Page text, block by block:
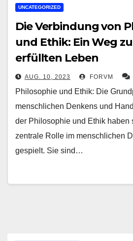
UNCATEGORIZED
Die Verbindung von
und Ethik: Ein Weg
erfüllten Leben
AUG. 10, 2023 FORVM
Philosophie und Ethik: Die
menschlichen Denkens und
der Philosophie und Ethik haben
zentrale Rolle im menschlichen
gespielt. Sie sind…